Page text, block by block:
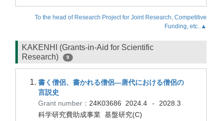
To the head of Research Project for Joint Research, Competitive
Funding, etc..▲
KAKENHI (Grants-in-Aid for Scientific
Research)
9
書く僧侶、書かれる僧侶―唐代における僧侶の
言説史
Grant number： 24K03686 2024.4 -
2028.3
科学研究費助成事業 基盤研究(C)